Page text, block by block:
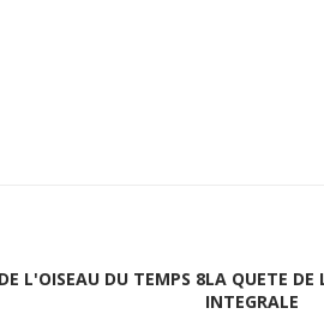
L'OISEAU DU TEMPS 8LA QUETE DE
INTEGRALE